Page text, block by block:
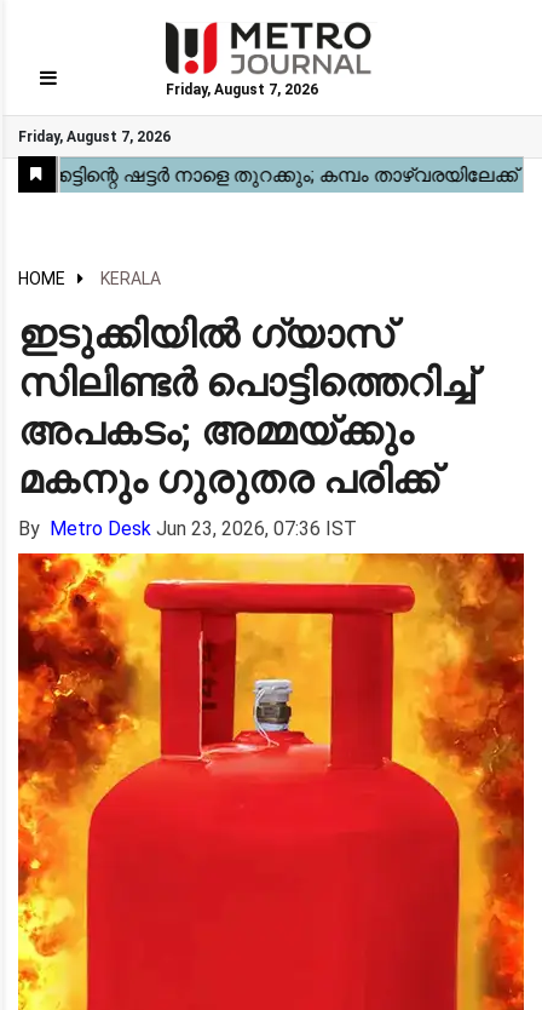
Friday, August 7, 2026
Friday, August 7, 2026
GO
Home
Kerala
National
Gulf
World
Sports
Movies
Health
Automobile
Travel
Education
Novel
Business
Technology
Webstory
HOME KERALA
ഇടുക്കിയിൽ ഗ്യാസ്
സിലിണ്ടർ പൊട്ടിത്തെറിച്ച്
അപകടം; അമ്മയ്ക്കും
മകനും ഗുരുതര പരിക്ക്
By Metro Desk Jun 23, 2026, 07:36 IST